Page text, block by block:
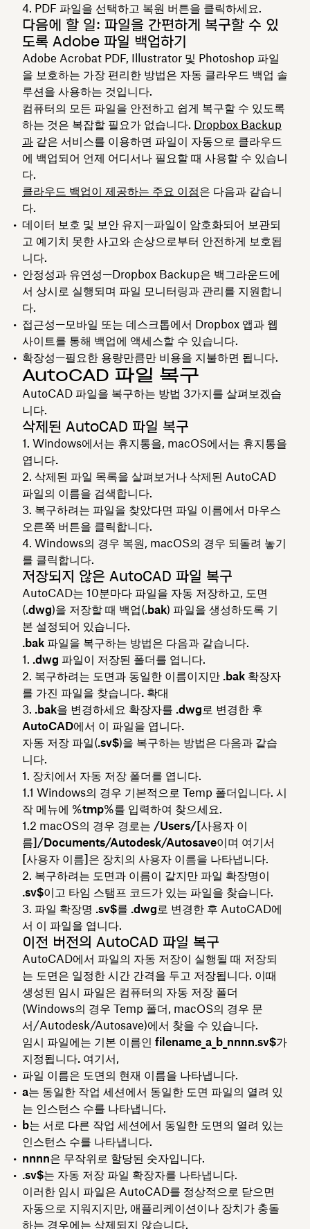
PDF 파일을 선택하고 복원 버튼을 클릭하세요.
다음에 할 일: 파일을 간편하게 복구할 수 있
도록 Adobe 파일 백업하기
Adobe Acrobat PDF, Illustrator 및 Photoshop 파일
을 보호하는 가장 편리한 방법은 자동 클라우드 백업 솔
루션을 사용하는 것입니다.
컴퓨터의 모든 파일을 안전하고 쉽게 복구할 수 있도록
하는 것은 복잡할 필요가 없습니다. Dropbox Backup
과 같은 서비스를 이용하면 파일이 자동으로 클라우드
에 백업되어 언제 어디서나 필요할 때 사용할 수 있습니
다.
클라우드 백업이 제공하는 주요 이점은 다음과 같습니
다.
데이터 보호 및 보안 유지—파일이 암호화되어 보관되
고 예기치 못한 사고와 손상으로부터 안전하게 보호됩
니다.
안정성과 유연성—Dropbox Backup은 백그라운드에
서 상시로 실행되며 파일 모니터링과 관리를 지원합니
다.
접근성—모바일 또는 데스크톱에서 Dropbox 앱과 웹
사이트를 통해 백업에 액세스할 수 있습니다.
확장성—필요한 용량만큼만 비용을 지불하면 됩니다.
AutoCAD 파일 복구
AutoCAD 파일을 복구하는 방법 3가지를 살펴보겠습
니다.
삭제된 AutoCAD 파일 복구
Windows에서는 휴지통을, macOS에서는 휴지통을
엽니다.
삭제된 파일 목록을 살펴보거나 삭제된 AutoCAD
파일의 이름을 검색합니다.
복구하려는 파일을 찾았다면 파일 이름에서 마우스
오른쪽 버튼을 클릭합니다.
Windows의 경우 복원, macOS의 경우 되돌려 놓기
를 클릭합니다.
저장되지 않은 AutoCAD 파일 복구
AutoCAD는 10분마다 파일을 자동 저장하고, 도면
(.dwg)을 저장할 때 백업(.bak) 파일을 생성하도록 기
본 설정되어 있습니다.
.bak 파일을 복구하는 방법은 다음과 같습니다.
.dwg 파일이 저장된 폴더를 엽니다.
복구하려는 도면과 동일한 이름이지만 .bak 확장자
를 가진 파일을 찾습니다. 확대
.bak을 변경하세요 확장자를 .dwg로 변경한 후
AutoCAD에서 이 파일을 엽니다.
자동 저장 파일(.sv$)을 복구하는 방법은 다음과 같습
니다.
장치에서 자동 저장 폴더를 엽니다.
Windows의 경우 기본적으로 Temp 폴더입니다. 시
작 메뉴에 %tmp%를 입력하여 찾으세요.
macOS의 경우 경로는 /Users/[사용자 이
름]/Documents/Autodesk/Autosave이며 여기서
[사용자 이름]은 장치의 사용자 이름을 나타냅니다.
복구하려는 도면과 이름이 같지만 파일 확장명이
.sv$이고 타임 스탬프 코드가 있는 파일을 찾습니다.
파일 확장명 .sv$를 .dwg로 변경한 후 AutoCAD에
서 이 파일을 엽니다.
이전 버전의 AutoCAD 파일 복구
AutoCAD에서 파일의 자동 저장이 실행될 때 저장되
는 도면은 일정한 시간 간격을 두고 저장됩니다. 이때
생성된 임시 파일은 컴퓨터의 자동 저장 폴더
(Windows의 경우 Temp 폴더, macOS의 경우 문
서/Autodesk/Autosave)에서 찾을 수 있습니다.
임시 파일에는 기본 이름인 filename_a_b_nnnn.sv$가
지정됩니다. 여기서,
파일 이름은 도면의 현재 이름을 나타냅니다.
a는 동일한 작업 세션에서 동일한 도면 파일의 열려 있
는 인스턴스 수를 나타냅니다.
b는 서로 다른 작업 세션에서 동일한 도면의 열려 있는
인스턴스 수를 나타냅니다.
nnnn은 무작위로 할당된 숫자입니다.
.sv$는 자동 저장 파일 확장자를 나타냅니다.
이러한 임시 파일은 AutoCAD를 정상적으로 닫으면
자동으로 지워지지만, 애플리케이션이나 장치가 충돌
하는 경우에는 삭제되지 않습니다.